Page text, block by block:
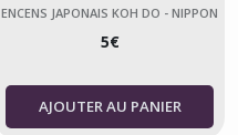
ENCENS JAPONAIS KOH DO - NIPPON
5€
AJOUTER AU PANIER